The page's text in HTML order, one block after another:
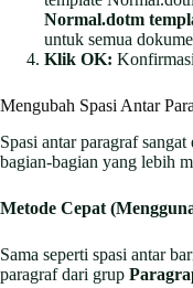
Normal.dotm
untuk semua
Klik OK:
Mengubah Spasi Antar
Spasi antar paragraf
bagian-bagian yang lebih
Metode Cepat
Sama seperti spasi antar
paragraf dari grup